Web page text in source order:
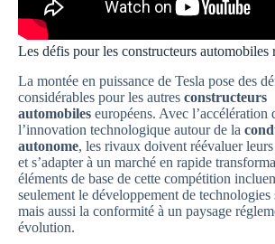
Les défis pour les constructeurs automobiles
La montée en puissance de Tesla pose des
considérables pour les autres constructeurs
automobiles européens. Avec l’accélération
l’innovation technologique autour de la
autonome, les rivaux doivent réévaluer leurs
et s’adapter à un marché en rapide
éléments de base de cette compétition
seulement le développement de technologies
mais aussi la conformité à un paysage
évolution.